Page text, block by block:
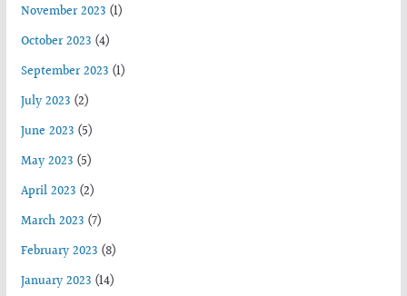
November 2023(1)
October 2023(4)
September 2023(1)
July 2023(2)
June 2023(5)
May 2023(5)
April 2023(2)
March 2023(7)
February 2023(8)
January 2023(14)